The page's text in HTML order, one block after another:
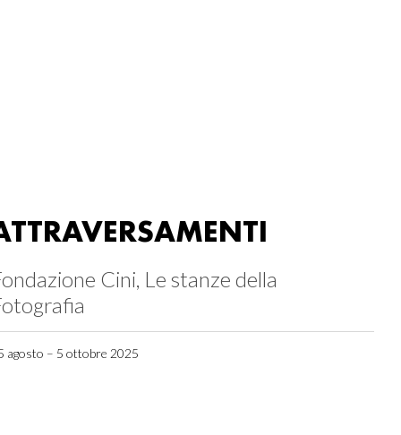
Cini, Le stanze della
agosto – 5 ottobre 2025